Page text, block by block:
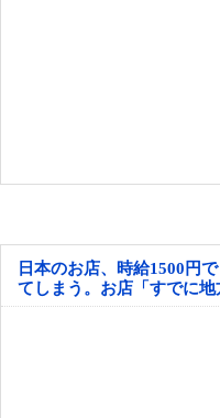
日本のお店、時給1500円
てしまう。お店「すでに地